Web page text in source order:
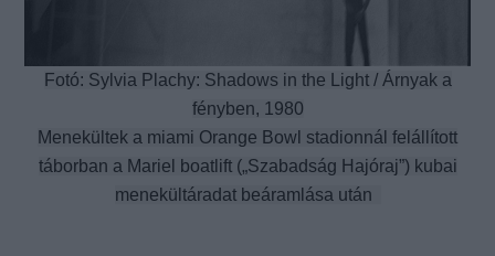
Fotó: Sylvia Plachy: Shadows in the Light / Árnyak a
fényben, 1980
Menekültek a miami Orange Bowl stadionnál felállított
táborban a Mariel boatlift („Szabadság Hajóraj”) kubai
menekültáradat beáramlása után